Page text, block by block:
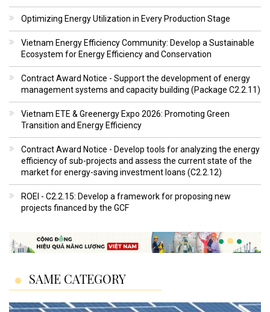
Optimizing Energy Utilization in Every Production Stage
Vietnam Energy Efficiency Community: Develop a Sustainable
Ecosystem for Energy Efficiency and Conservation
Contract Award Notice - Support the development of energy
management systems and capacity building (Package C2.2.11)
Vietnam ETE & Greenergy Expo 2026: Promoting Green
Transition and Energy Efficiency
Contract Award Notice - Develop tools for analyzing the energy
efficiency of sub-projects and assess the current state of the
market for energy-saving investment loans (C2.2.12)
ROEI - C2.2.15: Develop a framework for proposing new
projects financed by the GCF
SAME CATEGORY